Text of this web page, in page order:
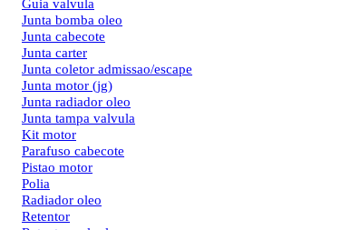
Guia valvula
Junta bomba oleo
Junta cabecote
Junta carter
Junta coletor admissao/escape
Junta motor (jg)
Junta radiador oleo
Junta tampa valvula
Kit motor
Parafuso cabecote
Pistao motor
Polia
Radiador oleo
Retentor